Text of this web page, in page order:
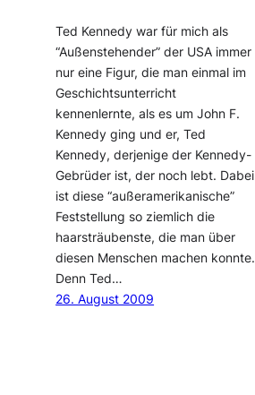
Ted Kennedy war für mich als
“Außenstehender” der USA immer
nur eine Figur, die man einmal im
Geschichtsunterricht
kennenlernte, als es um John F.
Kennedy ging und er, Ted
Kennedy, derjenige der Kennedy-
Gebrüder ist, der noch lebt. Dabei
ist diese “außeramerikanische”
Feststellung so ziemlich die
haarsträubenste, die man über
diesen Menschen machen konnte.
Denn Ted…
26. August 2009